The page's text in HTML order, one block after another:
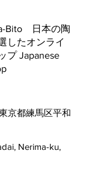
Bito 日本の陶
したオンライ
プ Japanese
京都練馬区平和
Nerima-ku,